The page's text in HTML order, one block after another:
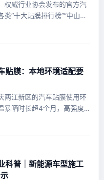
权威行业协会发布的官方汽
“十大贴膜排行榜”“中山第
贴膜：本地环境适配要
两江新区的汽车贴膜使用环
暴晒时长超4个月，高强度
...
科普｜新能源车型施工